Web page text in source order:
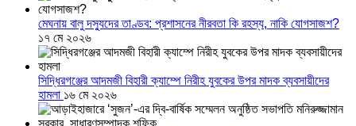
মেঘনায় বালু দস্যুদের তাণ্ডব: প্রশাসনের নীরবতা কি রহস্য, নাকি যোগসাজশ?
১৭ মে ২০২৬
সিদ্ধিরগঞ্জের আদমজী বিহারী ক্যাম্পে নিরীহ যুবকের উপর মাদক ব্যবসায়ীদের
হামলা ১৬ মে ২০২৬